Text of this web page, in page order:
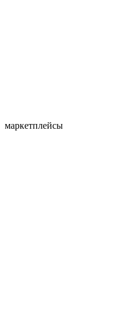
маркетплейсы